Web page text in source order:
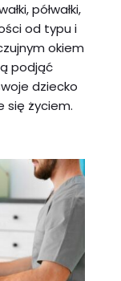
półwałki,
od typu i
okiem
podjąć
dziecko
się życiem.